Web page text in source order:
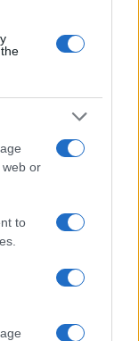
web or
to
perfiles